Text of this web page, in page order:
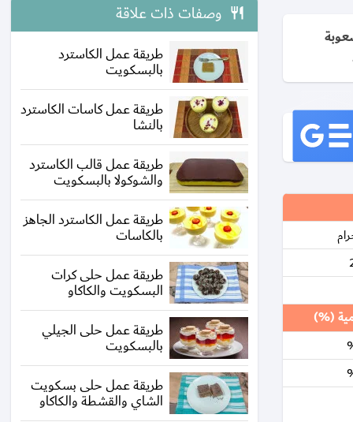
(%)
وصفات ذات علاقة
طريقة عمل الكاسترد
بالبسكويت
طريقة عمل كاسات الكاسترد
بالنشا
طريقة عمل قالب الكاسترد
والشوكولا بالبسكويت
طريقة عمل الكاسترد الجاهز
بالكاسات
طريقة عمل حلى كرات
البسكويت والكاكاو
طريقة عمل حلى الجيلي
بالبسكويت
طريقة عمل حلى بسكويت
الشاي والقشطة والكاكاو